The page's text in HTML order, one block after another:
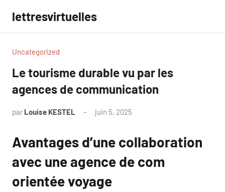
contenu
lettresvirtuelles
Uncategorized
Le tourisme durable vu par les
agences de communication
par Louise KESTEL juin 5, 2025
Avantages d’une collaboration
avec une agence de com
orientée voyage